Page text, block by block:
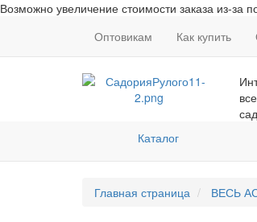
Возможно увеличение стоимости заказа из-за
Оптовикам
Как купить
Каталог
Главная страница ВЕСЬ